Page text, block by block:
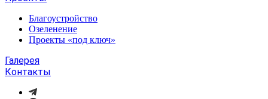
Благоустройство
Озеленение
Проекты «под ключ»
Галерея
Контакты